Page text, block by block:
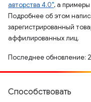
авторства 4.0", а
Подробнее об этом
зарегистрированный
аффилированных лиц.
Последнее обновление:
Способствовать